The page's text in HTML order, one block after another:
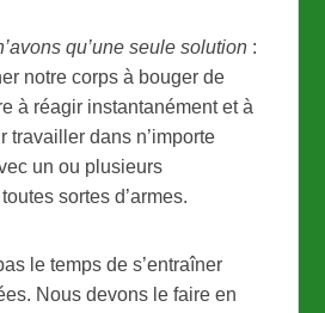
qu’une seule solution :
notre corps à bouger de
à réagir instantanément et à
travailler dans n’importe
un ou plusieurs
sortes d’armes.
le temps de s’entraîner
Nous devons le faire en